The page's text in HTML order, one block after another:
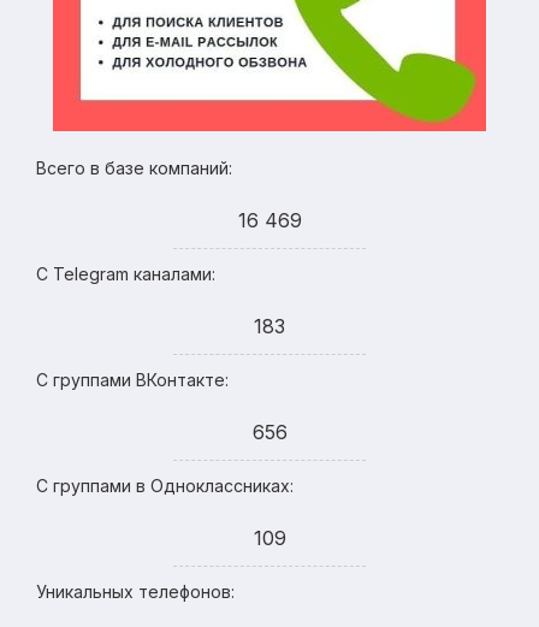
Всего в базе компаний:
16 469
С Telegram каналами:
183
С группами ВКонтакте:
656
С группами в Одноклассниках:
109
Уникальных телефонов: